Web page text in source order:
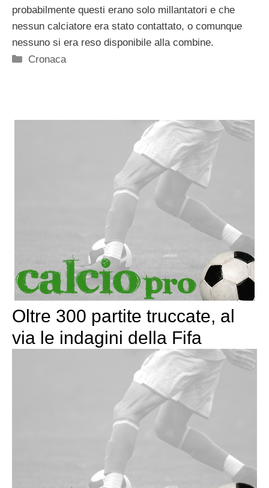
probabilmente questi erano solo millantatori e che
nessun calciatore era stato contattato, o comunque
nessuno si era reso disponibile alla combine.
Categorie
Cronaca
Oltre 300 partite truccate, al
via le indagini della Fifa